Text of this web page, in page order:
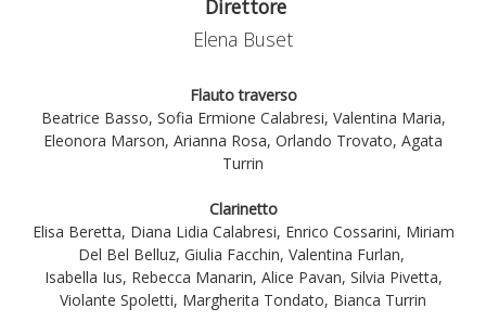
Direttore
Elena Buset
Flauto traverso
Beatrice Basso, Sofia Ermione Calabresi, Valentina Maria,
Eleonora Marson, Arianna Rosa, Orlando Trovato, Agata
Turrin
Clarinetto
Elisa Beretta, Diana Lidia Calabresi, Enrico Cossarini, Miriam
Del Bel Belluz, Giulia Facchin, Valentina Furlan,
Isabella Ius, Rebecca Manarin, Alice Pavan, Silvia Pivetta,
Violante Spoletti, Margherita Tondato, Bianca Turrin